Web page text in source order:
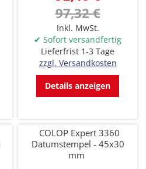
97,32 €
Inkl. MwSt.
✔ Sofort versandfertig
Lieferfrist 1-3 Tage
zzgl. Versandkosten
Details anzeigen
COLOP Expert 3360
Datumstempel - 45x30
mm